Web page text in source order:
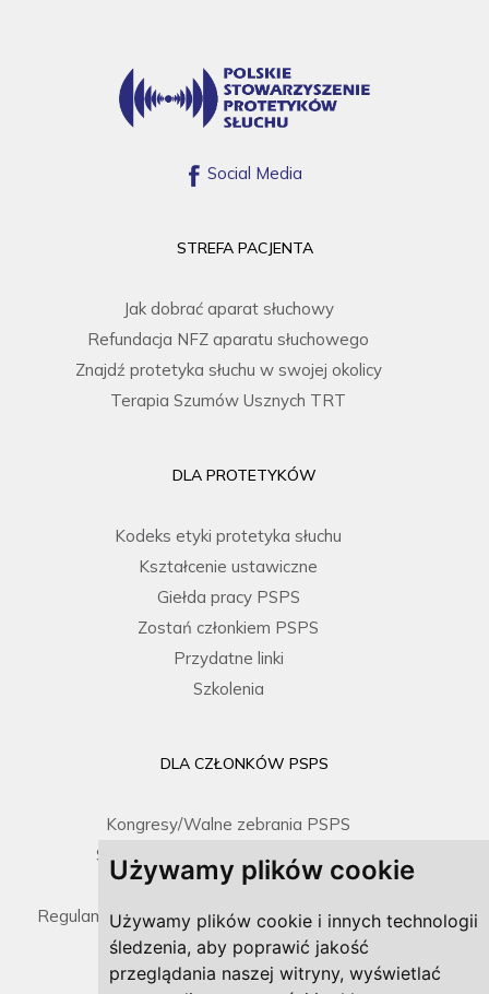
Używamy plików cookie
Używamy plików cookie i innych technologii
śledzenia, aby poprawić jakość
przeglądania naszej witryny, wyświetlać
Social Media
STREFA PACJENTA
Jak dobrać aparat słuchowy
Refundacja NFZ aparatu słuchowego
Znajdź protetyka słuchu w swojej okolicy
Terapia Szumów Usznych TRT
DLA PROTETYKÓW
Kodeks etyki protetyka słuchu
Kształcenie ustawiczne
Giełda pracy PSPS
Zostań członkiem PSPS
Przydatne linki
Szkolenia
DLA CZŁONKÓW PSPS
Kongresy/Walne zebrania PSPS
Spotkania Zarządu / Sprawozdania
Prawo i dokumenty
Regulamin umieszczenia gabinetu na mapce PSPS